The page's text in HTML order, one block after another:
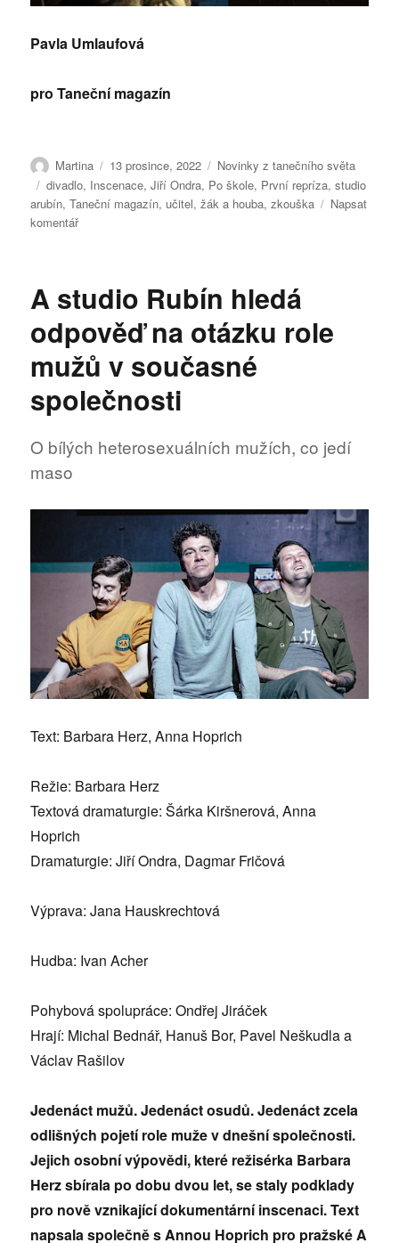
Pavla Umlaufová
pro Taneční magazín
Autor:
Martina Publikováno:
13 prosince, 2022 Rubriky:
Novinky z tanečního světa
Štítky:
divadlo, Inscenace,Jiří Ondra, Po škole, První repríza,studio
arubín,Taneční magazín, učitel,žák a houba,zkouška
Napsat
komentářpro
Učitel,
žák
a
houba
–
„Po
škole“
A studio Rubín hledá
odpověď na otázku role
mužů v současné
společnosti
O bílých heterosexuálních mužích, co jedí
maso
Text: Barbara Herz, Anna Hoprich
Režie: Barbara Herz
Textová dramaturgie: Šárka Kiršnerová, Anna
Hoprich
Dramaturgie: Jiří Ondra, Dagmar Fričová
Výprava: Jana Hauskrechtová
Hudba: Ivan Acher
Pohybová spolupráce: Ondřej Jiráček
Hrají: Michal Bednář, Hanuš Bor, Pavel Neškudla a
Václav Rašilov
Jedenáct mužů. Jedenáct osudů. Jedenáct zcela
odlišných pojetí role muže v dnešní společnosti.
Jejich osobní výpovědi, které režisérka Barbara
Herz sbírala po dobu dvou let, se staly podklady
pro nově vznikající dokumentární inscenaci. Text
napsala společně s Annou Hoprich pro pražské A